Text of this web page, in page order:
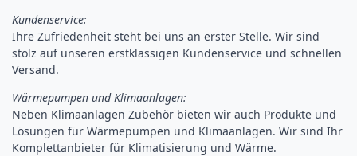
Kundenservice:
Ihre Zufriedenheit steht bei uns an erster Stelle. Wir sind
stolz auf unseren erstklassigen Kundenservice und schnellen
Versand.
Wärmepumpen und Klimaanlagen:
Neben Klimaanlagen Zubehör bieten wir auch Produkte und
Lösungen für Wärmepumpen und Klimaanlagen. Wir sind Ihr
Komplettanbieter für Klimatisierung und Wärme.